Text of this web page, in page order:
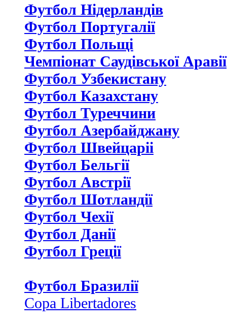
Футбол Нідерландiв
Футбол Португалії
Футбол Польщі
Чемпіонат Саудівської Аравії
Футбол Узбекистану
Футбол Казахстану
Футбол Туреччини
Футбол Азербайджану
Футбол Швейцаріі
Футбол Бельгії
Футбол Австрії
Футбол Шотландії
Футбол Чехії
Футбол Данії
Футбол Греції
Футбол Бразилії
Copa Libertadores